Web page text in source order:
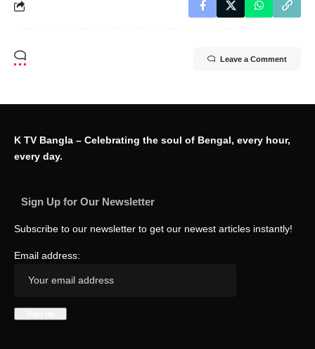
Leave a Comment
K TV Bangla – Celebrating the soul of Bengal, every hour,
every day.
Sign Up for Our Newsletter
Subscribe to our newsletter to get our newest articles instantly!
Email address: